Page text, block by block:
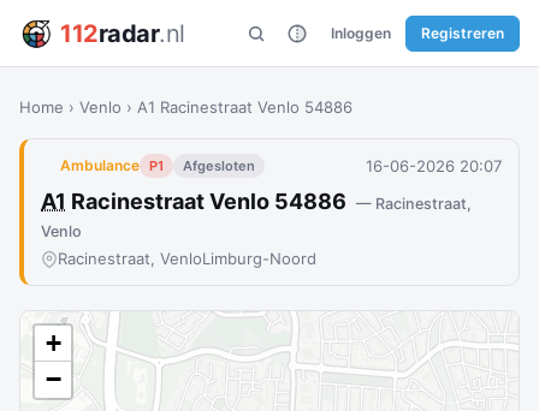
112radar.nl Inloggen Registreren
Home › Venlo › A1 Racinestraat Venlo 54886
Ambulance P1 Afgesloten 16-06-2026 20:07
A1 Racinestraat Venlo 54886 — Racinestraat,
Venlo
Racinestraat, VenloLimburg-Noord
+
−